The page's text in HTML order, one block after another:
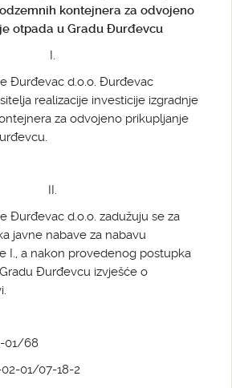
kontejnera za odvojeno
otpada u Gradu Đurđevcu
I.
Đurđevac d.o.o. Đurđevac
realizacije investicije izgradnje
za odvojeno prikupljanje
II.
Đurđevac d.o.o. zadužuju se za
javne nabave za nabavu
I., a nakon provedenog postupka
Đurđevcu izvješće o
01/68
02-01/07-18-2